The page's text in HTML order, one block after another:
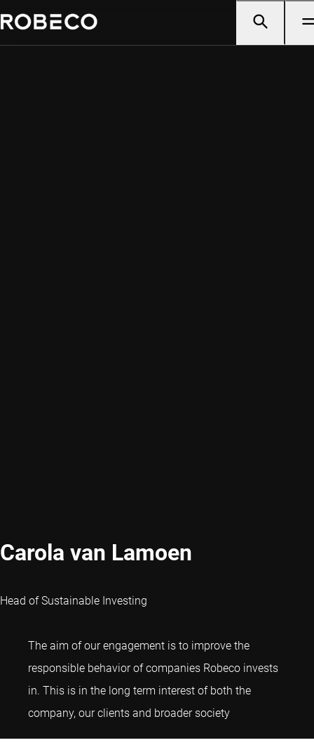
Carola van Lamoen
Head of Sustainable Investing
The aim of our engagement is to improve the
responsible behavior of companies Robeco invests
in. This is in the long term interest of both the
company, our clients and broader societyCarola van